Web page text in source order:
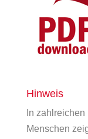
Hinweis
In
Menschen